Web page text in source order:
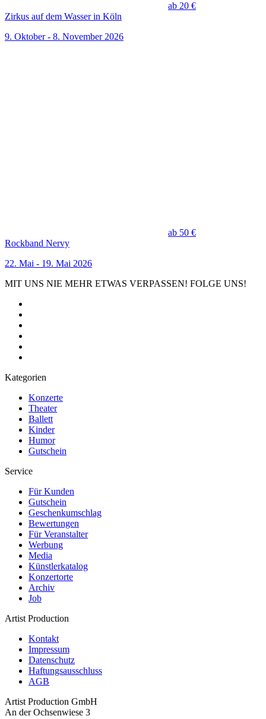
ab 20 €
Zirkus auf dem Wasser in Köln
9. Oktober - 8. November 2026
ab 50 €
Rockband Nervy
22. Mai - 19. Mai 2026
MIT UNS NIE MEHR ETWAS VERPASSEN! FOLGE UNS!
Kategorien
Konzerte
Theater
Ballett
Kinder
Humor
Gutschein
Service
Für Kunden
Gutschein
Geschenkumschlag
Bewertungen
Für Veranstalter
Werbung
Media
Künstlerkatalog
Konzertorte
Archiv
Job
Artist Production
Kontakt
Impressum
Datenschutz
Haftungsausschluss
AGB
Artist Production GmbH
An der Ochsenwiese 3